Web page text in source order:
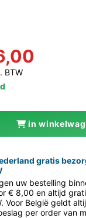
BTW
in
gratis
uw bestelling
€ 8,00 en altijd
Voor België geldt
per order van